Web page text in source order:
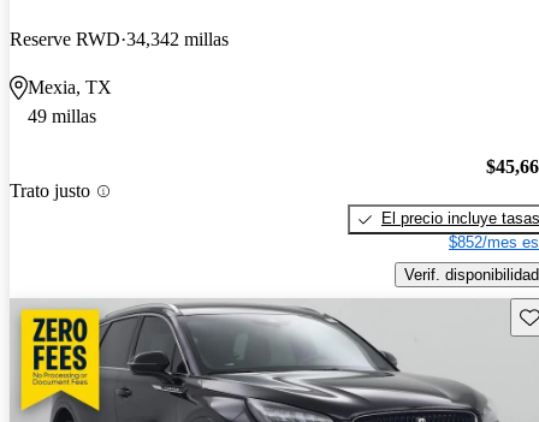
Reserve RWD 34,342 millas
Mexia, TX
49 millas
Trato justo
El precio incluye tasas
$852/mes
Verif. disponibilidad